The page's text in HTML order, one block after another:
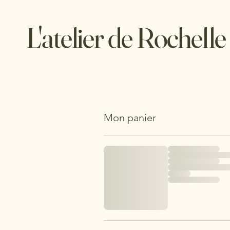
L'atelier de Rochelle
Mon panier